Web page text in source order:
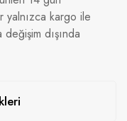
kargo ile
dışında